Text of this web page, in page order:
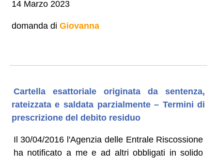
14 Marzo 2023
domanda di Giovanna
Cartella esattoriale originata da sentenza,
rateizzata e saldata parzialmente – Termini di
prescrizione del debito residuo
Il 30/04/2016 l'Agenzia delle Entrale Riscossione
ha notificato a me e ad altri obbligati in solido